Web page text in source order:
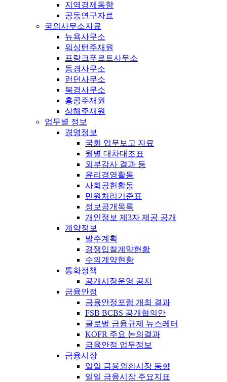
지역경제동향
공동연구자료
국외사무소자료
뉴욕사무소
워싱턴주재원
프랑크푸르트사무소
동경사무소
런던사무소
북경사무소
홍콩주재원
상해주재원
업무별 정보
경영정보
국회 업무보고 자료
월별 대차대조표
외부감사 결과 등
윤리경영활동
사회공헌활동
민원처리기준표
정보공개목록
개인정보 제3자 제공 공개
계약정보
발주계획
경쟁입찰계약현황
수의계약현황
통화정책
공개시장운영 공지
금융안정
금융안정포럼 개최 결과
FSB BCBS 공개협의안
글로벌 금융규제 뉴스레터
KOFR 주요 논의결과
금융안정 업무정보
금융시장
일일 금융외환시장 동향
일일 금융시장 주요지표